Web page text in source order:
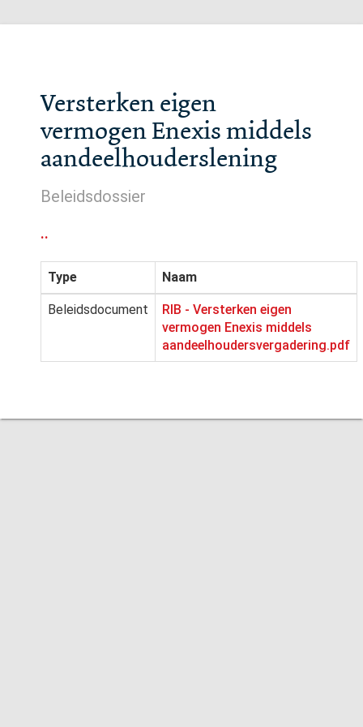
Versterken eigen
vermogen Enexis middels
aandeelhouderslening
Beleidsdossier
..
Type Naam
Beleidsdocument
RIB - Versterken eigen
vermogen Enexis middels
aandeelhoudersvergadering.pdf